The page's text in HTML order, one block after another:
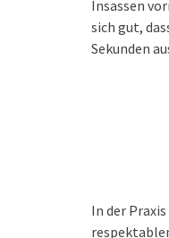
Insassen
sich gut,
Sekunden
In der